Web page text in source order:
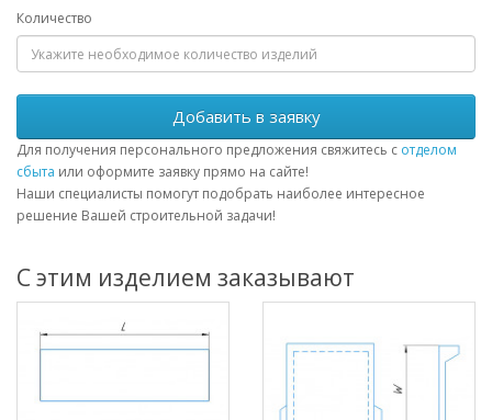
Количество
Добавить в заявку
Для получения персонального предложения свяжитесь с отделом
сбыта или оформите заявку прямо на сайте!
Наши специалисты помогут подобрать наиболее интересное
решение Вашей строительной задачи!
С этим изделием заказывают